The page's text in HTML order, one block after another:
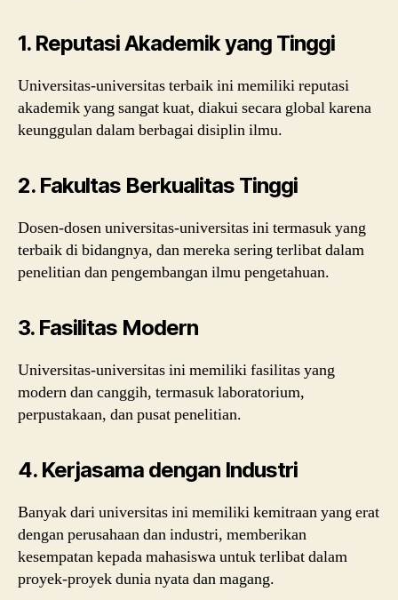
1. Reputasi Akademik yang Tinggi
Universitas-universitas terbaik ini memiliki reputasi
akademik yang sangat kuat, diakui secara global karena
keunggulan dalam berbagai disiplin ilmu.
2. Fakultas Berkualitas Tinggi
Dosen-dosen universitas-universitas ini termasuk yang
terbaik di bidangnya, dan mereka sering terlibat dalam
penelitian dan pengembangan ilmu pengetahuan.
3. Fasilitas Modern
Universitas-universitas ini memiliki fasilitas yang
modern dan canggih, termasuk laboratorium,
perpustakaan, dan pusat penelitian.
4. Kerjasama dengan Industri
Banyak dari universitas ini memiliki kemitraan yang erat
dengan perusahaan dan industri, memberikan
kesempatan kepada mahasiswa untuk terlibat dalam
proyek-proyek dunia nyata dan magang.